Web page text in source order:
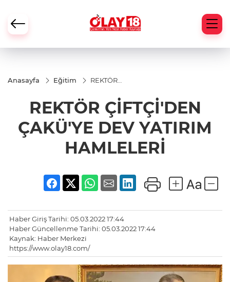
Anasayfa Eğitim
REKTÖR
ÇAKÜ'YE
DEV
YATIRIM
HAMLELERİ
REKTÖR ÇİFTÇİ'DEN
ÇAKÜ'YE DEV YATIRIM
HAMLELERİ
Haber Giriş Tarihi: 05.03.2022 17:44
Haber Güncellenme Tarihi: 05.03.2022 17:44
Kaynak: Haber Merkezi
https://www.olay18.com/